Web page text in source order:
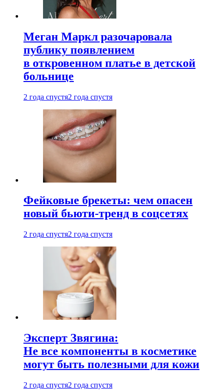
Меган Маркл разочаровала
публику появлением
в откровенном платье в детской
больнице
2 года спустя2 года спустя
Фейковые брекеты: чем опасен
новый бьюти-тренд в соцсетях
2 года спустя2 года спустя
Эксперт Звягина:
Не все компоненты в косметике
могут быть полезными для кожи
2 года спустя2 года спустя